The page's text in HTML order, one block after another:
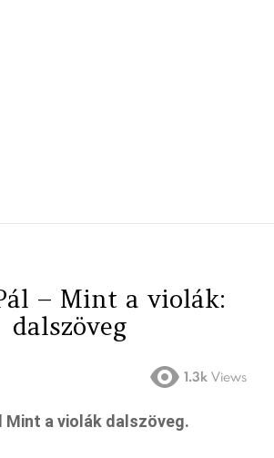
– Mint a violák:
dalszöveg
1.3k Views
Mint a violák dalszöveg.